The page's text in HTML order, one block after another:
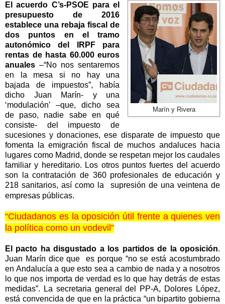
Marín y Rivera
El acuerdo C’s-PSOE para el
presupuesto de 2016
establece una rebaja fiscal de
dos puntos en el tramo
autonómico del IRPF para
rentas de hasta 60.000 euros
anuales –“No nos sentaremos
en la mesa si no hay una
bajada de impuestos”, había
dicho Juan Marín- y una
‘modulación’ –que, dicho sea
de paso, nadie sabe en qué
consiste- del impuesto de
sucesiones y donaciones, ese disparate de impuesto que
fomenta la emigración fiscal de muchos andaluces hacia
lugares como Madrid, donde se respetan mejor los caudales
familiar y hereditario. Los otros puntos fuertes del acuerdo
son la contratación de 360 profesionales de educación y
218 sanitarios, así como la
supresión de una veintena de
empresas públicas.
“Ciudadanos es la oposición útil frente a quienes ven
la política como un vodevil”
El pacto ha disgustado a los partidos de la oposición.
Juan Marín dice que es porque “no se está acostumbrado
en Andalucía a que esto sea a cambio de nada y a nosotros
lo que nos importa de verdad es lo que hay detrás de estas
medidas”. La secretaria general del PP-A, Dolores López,
está convencida de que en la práctica “un bipartito gobierna